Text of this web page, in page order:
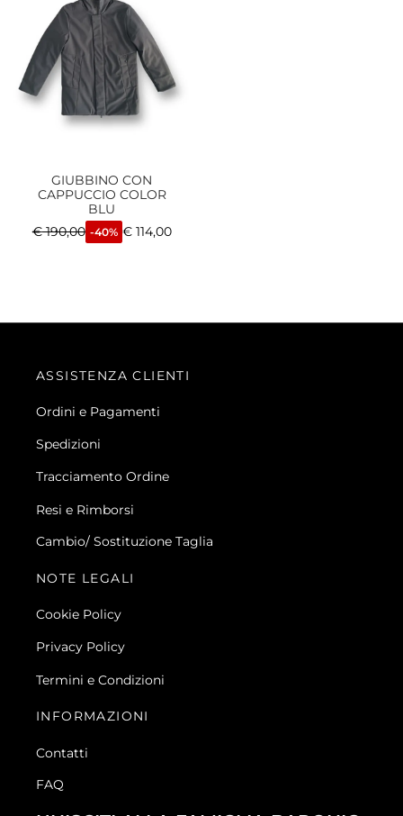
GIUBBINO CON
CAPPUCCIO COLOR
BLU
€190,00 -40% €114,00
ASSISTENZA CLIENTI
Ordini e Pagamenti
Spedizioni
Tracciamento Ordine
Resi e Rimborsi
Cambio/ Sostituzione Taglia
NOTE LEGALI
Cookie Policy
Privacy Policy
Termini e Condizioni
INFORMAZIONI
Contatti
FAQ